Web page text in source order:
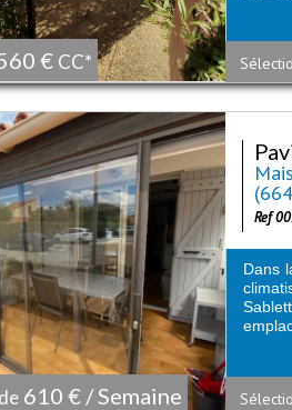
€ CC*
610 € / Semaine
Ref
Dans